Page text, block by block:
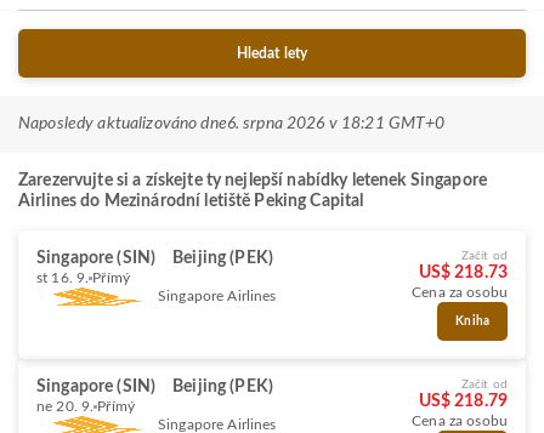
Hledat lety
Naposledy aktualizováno dne6. srpna 2026 v 18:21 GMT+0
Zarezervujte si a získejte ty nejlepší nabídky letenek Singapore
Airlines do Mezinárodní letiště Peking Capital
Singapore (SIN) Beijing (PEK)
st 16. 9. Přímý
Singapore Airlines
Začít od
US$ 218.73
Cena za osobu
Kniha
Singapore (SIN) Beijing (PEK)
ne 20. 9. Přímý
Singapore Airlines
Začít od
US$ 218.79
Cena za osobu